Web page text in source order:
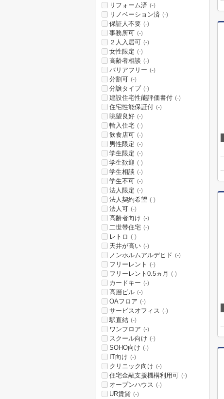
リフォーム済 (-)
リノベーション済 (-)
保証人不要 (-)
事務所可 (-)
２人入居可 (-)
女性限定 (-)
高齢者相談 (-)
バリアフリー (-)
分割可 (-)
分譲タイプ (-)
建設住宅性能評価書付 (-)
住宅性能保証付 (-)
眺望良好 (-)
輸入住宅 (-)
飲食店可 (-)
男性限定 (-)
学生限定 (-)
学生歓迎 (-)
学生相談 (-)
学生不可 (-)
法人限定 (-)
法人契約希望 (-)
法人可 (-)
高齢者向け (-)
二世帯住宅 (-)
レトロ (-)
天井が高い (-)
ノンホルムアルデヒド (-)
フリーレント (-)
フリーレント0.5ヵ月 (-)
カードキー (-)
高層ビル (-)
OAフロア (-)
サービスオフィス (-)
駅直結 (-)
ワンフロア (-)
スクール向け (-)
SOHO向け (-)
IT向け (-)
クリニック向け (-)
住宅金融支援機構利用可 (-)
オープンハウス (-)
UR賃貸 (-)